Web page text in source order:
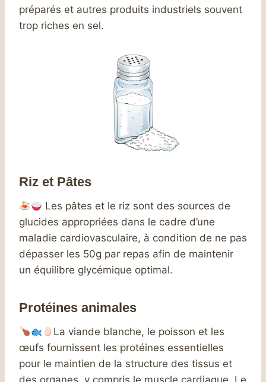
préparés et autres produits industriels souvent
trop riches en sel.
Riz et Pâtes
Les pâtes et le riz sont des sources de
glucides appropriées dans le cadre d’une
maladie cardiovasculaire, à condition de ne pas
dépasser les 50g par repas afin de maintenir
un équilibre glycémique optimal.
Protéines animales
La viande blanche, le poisson et les
œufs fournissent les protéines essentielles
pour le maintien de la structure des tissus et
des organes, y compris le muscle cardiaque. Le